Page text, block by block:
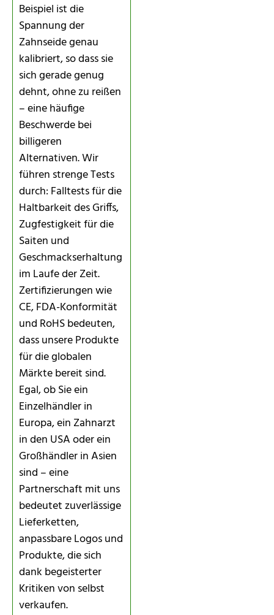
Beispiel ist die
Spannung der
Zahnseide genau
kalibriert, so dass sie
sich gerade genug
dehnt, ohne zu reißen
– eine häufige
Beschwerde bei
billigeren
Alternativen. Wir
führen strenge Tests
durch: Falltests für die
Haltbarkeit des Griffs,
Zugfestigkeit für die
Saiten und
Geschmackserhaltung
im Laufe der Zeit.
Zertifizierungen wie
CE, FDA-Konformität
und RoHS bedeuten,
dass unsere Produkte
für die globalen
Märkte bereit sind.
Egal, ob Sie ein
Einzelhändler in
Europa, ein Zahnarzt
in den USA oder ein
Großhändler in Asien
sind – eine
Partnerschaft mit uns
bedeutet zuverlässige
Lieferketten,
anpassbare Logos und
Produkte, die sich
dank begeisterter
Kritiken von selbst
verkaufen.